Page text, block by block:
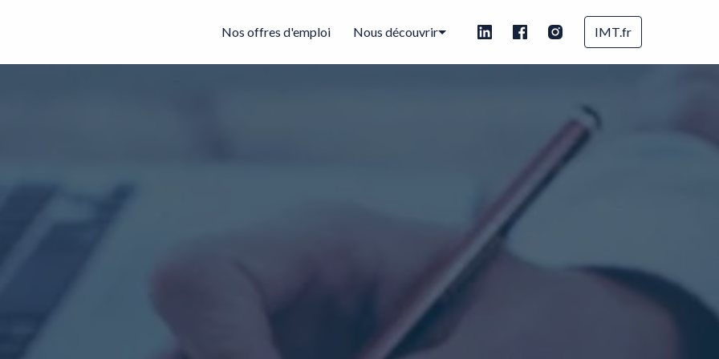
Nos offres d'emploi Nous découvrir IMT.fr